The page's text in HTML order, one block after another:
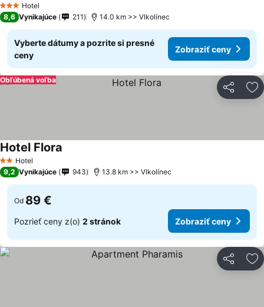
3 Počet hviezdičiek
Hotel
8,6 Vynikajúce 211 14.0 km >> Vlkolínec
Vyberte dátumy a pozrite si presné
ceny
Zobraziť ceny
Zdieľať
Obľúbená voľba
2 Počet hviezdičiek
Hotel
Hotel Flora
9,2 Vynikajúce 943 13.8 km >> Vlkolínec
Od 89 €
Pozrieť ceny z(o) 2 stránok Zobraziť ceny
Zdieľať